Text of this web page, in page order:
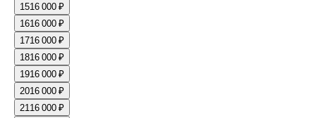
1516 000 ₽
1616 000 ₽
1716 000 ₽
1816 000 ₽
1916 000 ₽
2016 000 ₽
2116 000 ₽